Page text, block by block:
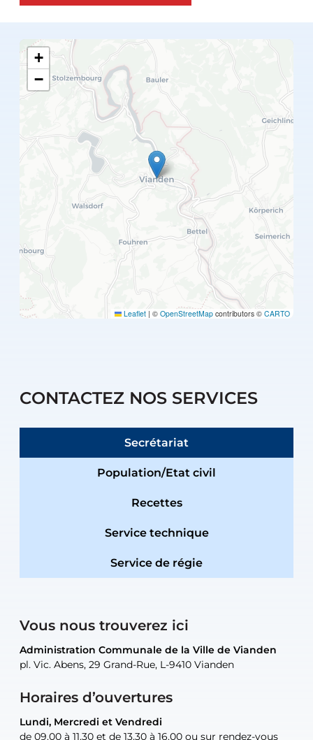
+
−
Leaflet | © OpenStreetMap contributors © CARTO
CONTACTEZ NOS SERVICES
Secrétariat
Population/Etat civil
Recettes
Service technique
Service de régie
Vous nous trouverez ici
Administration Communale de la Ville de Vianden
pl. Vic. Abens, 29 Grand-Rue, L-9410 Vianden
Horaires d’ouvertures
Lundi, Mercredi et Vendredi
de 09.00 à 11.30 et de 13.30 à 16.00 ou sur rendez-vous
Administration Communale de la Ville de Vianden
pl. Vic. Abens, 29 Grand-Rue, L-9410 Vianden
Lundi, Mercredi et Vendredi
de 09.00 à 11.30 et de 13.30 à 16.00 ou sur rendez-vous
Administration Communale de la Ville de Vianden
pl. Vic. Abens, 29 Grand-Rue, L-9410 Vianden
uniquement sur rendez-vous
Administration Communale de la Ville de Vianden
pl. Vic. Abens, 29 Grand-Rue, L-9410 Vianden
uniquement sur rendez-vous
Atelier Communal de la Ville de Vianden
30, rue Neugarten, L-9422 Vianden
uniquement sur rendez-vous